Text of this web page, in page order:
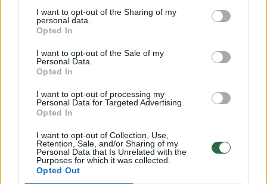
I want to opt-out of the Sharing of my
personal data.
Opted In
I want to opt-out of the Sale of my
Personal Data.
Opted In
I want to opt-out of processing my
Personal Data for Targeted Advertising.
Opted In
I want to opt-out of Collection, Use,
Retention, Sale, and/or Sharing of my
Personal Data that Is Unrelated with the
Purposes for which it was collected.
Opted Out
32 laipsnių šilumos
Žinios | Orai
00:00:59
Nufilmavo, kaip patvino Vilniaus Vakarinis aplinkkelis:
Žinios | Lietuvos diena
K. Prunskienės brolis prisiminė jaudinančią akimirką
prieš mirtį: „Tai buvo simbolinis mūsų pagerbimo
ženklas“